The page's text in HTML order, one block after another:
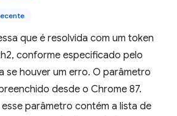
que é resolvida com um token
conforme especificado pelo
se houver um erro. O parâmetro
desde o Chrome 87.
parâmetro contém a lista de